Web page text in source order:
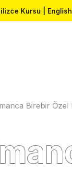
Kursu |
Birebir Özel